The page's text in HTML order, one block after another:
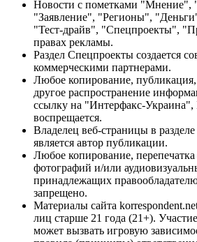
Новости с пометками "Мнение",
"Заявление", "Регионы",
"Тест-драйв", "Спецпроекты",
правах рекламы.
Раздел Спецпроекты создается
коммерческими партнерами.
Любое копирование,
другое распространение
ссылку на "Интерфакс-Украина",
воспрещается.
Владелец веб-страницы в
является автор публикации.
Любое копирование,
фотографий и/или
принадлежащих
запрещено.
Материалы сайта
лиц старше 21 года (21+).
может вызвать игровую